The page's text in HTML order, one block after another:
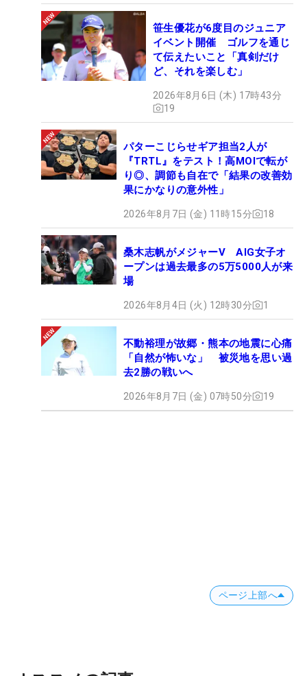
笹生優花が6度目のジュニア
イベント開催 ゴルフを通じ
て伝えたいこと「真剣だけ
ど、それを楽しむ」
2026年8月6日 (木) 17時43分
19
パターこじらせギア担当2人が
『TRTL』をテスト！高MOIで転が
り◎、調節も自在で「結果の改善効
果にかなりの意外性」
2026年8月7日 (金) 11時15分 18
桑木志帆がメジャーV AIG女子オ
ープンは過去最多の5万5000人が来
場
2026年8月4日 (火) 12時30分 1
不動裕理が故郷・熊本の地震に心痛
「自然が怖いな」 被災地を思い過
去2勝の戦いへ
2026年8月7日 (金) 07時50分 19
ページ上部へ